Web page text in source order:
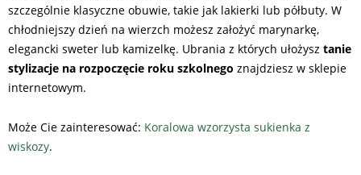
szczególnie klasyczne obuwie, takie jak lakierki lub półbuty. W
chłodniejszy dzień na wierzch możesz założyć marynarkę,
elegancki sweter lub kamizelkę. Ubrania z których ułożysz tanie
stylizacje na rozpoczęcie roku szkolnego znajdziesz w sklepie
internetowym.
Może Cie zainteresować: Koralowa wzorzysta sukienka z
wiskozy.